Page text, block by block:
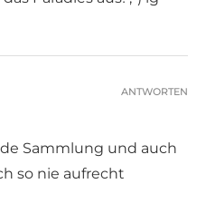
Sammlung und auch
so nie aufrecht
ANTWORTEN